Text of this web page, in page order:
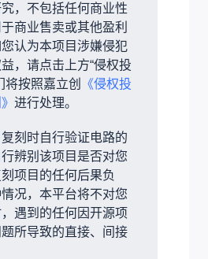
，不包括任何商业性
商业售卖或其他盈利
认为本项目涉嫌侵犯
，请点击上方“侵权投
将按照嘉立创
《侵权投
进行处理。
刻时自行验证电路的
辨别该项目是否对您
项目的任何后果负
况，本平台将不对您
遇到的任何因开源项
所导致的直接、间接